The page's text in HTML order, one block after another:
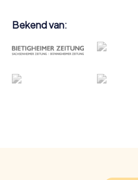
Bekend van: